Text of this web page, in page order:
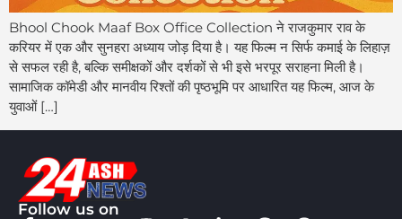
Bhool Chook Maaf Box Office Collection ने राजकुमार राव के
करियर में एक और सुनहरा अध्याय जोड़ दिया है। यह फिल्म न सिर्फ कमाई के लिहाज़
से सफल रही है, बल्कि समीक्षकों और दर्शकों से भी इसे भरपूर सराहना मिली है।
सामाजिक कॉमेडी और मानवीय रिश्तों की पृष्ठभूमि पर आधारित यह फिल्म, आज के
युवाओं […]
Follow us on